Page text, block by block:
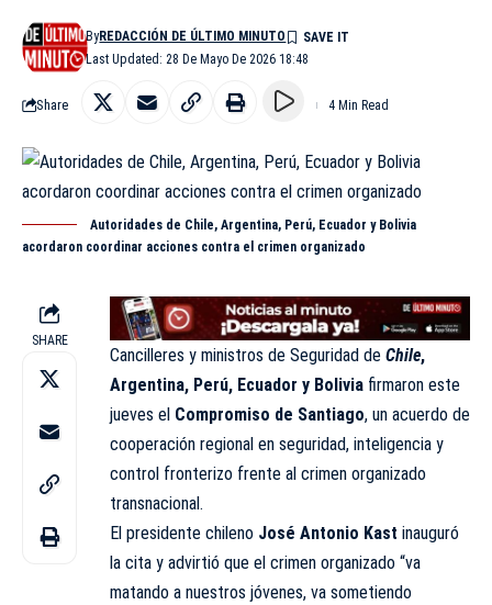
Last Updated: 28 De Mayo De 2026 18:48
ByREDACCIÓN DE ÚLTIMO MINUTO
Share 4 Min Read
Autoridades de Chile, Argentina, Perú, Ecuador y Bolivia
acordaron coordinar acciones contra el crimen organizado
SHARE
Cancilleres y ministros de Seguridad de Chile,
Argentina, Perú, Ecuador y Bolivia firmaron este
jueves el Compromiso de Santiago, un acuerdo de
cooperación regional en seguridad, inteligencia y
control fronterizo frente al crimen organizado
transnacional.
El presidente chileno José Antonio Kast inauguró
la cita y advirtió que el crimen organizado “va
matando a nuestros jóvenes, va sometiendo